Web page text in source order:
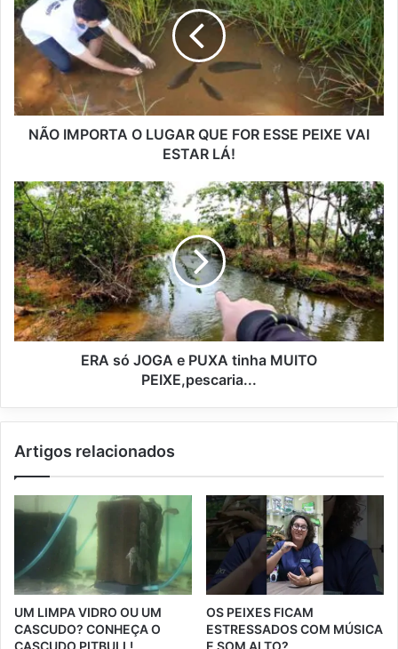
NÃO IMPORTA O LUGAR QUE FOR ESSE PEIXE VAI
ESTAR LÁ!
ERA só JOGA e PUXA tinha MUITO
PEIXE,pescaria...
Artigos relacionados
UM LIMPA VIDRO OU UM
CASCUDO? CONHEÇA O
OS PEIXES FICAM
ESTRESSADOS COM MÚSICA